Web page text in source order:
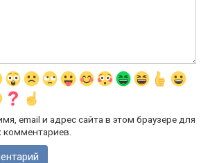
email и адрес сайта в этом браузере для